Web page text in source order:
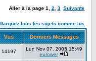
Aller à la page 1 2 3 Suivante
tous les sujets comme lus
Vus Derniers Messages
14197
Lun Nov 07, 2005 15:49
eurower